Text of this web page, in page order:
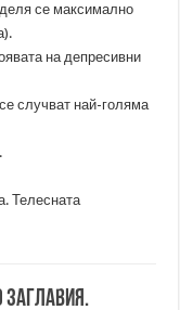
се максимално
на депресивни
случват най-голяма
Телесната
заглавия.